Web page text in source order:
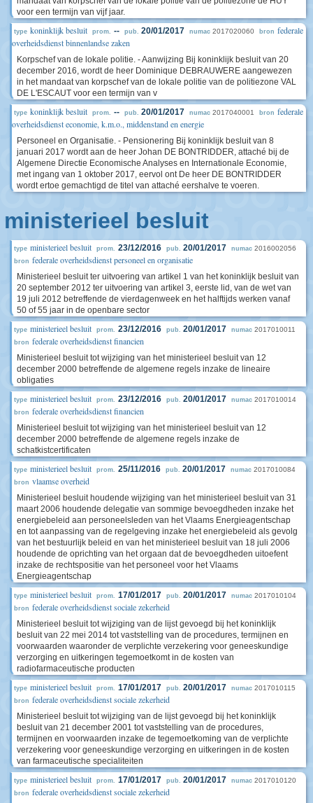
voor een termijn van vijf jaar.
type koninklijk besluit prom. -- pub. 20/01/2017 numac 2017020060 bron federale
overheidsdienst binnenlandse zaken
Korpschef van de lokale politie. - Aanwijzing Bij koninklijk besluit van 20
december 2016, wordt de heer Dominique DEBRAUWERE aangewezen
in het mandaat van korpschef van de lokale politie van de politiezone VAL
DE L'ESCAUT voor een termijn van v
type koninklijk besluit prom. -- pub. 20/01/2017 numac 2017040001 bron federale
overheidsdienst economie, k.m.o., middenstand en energie
Personeel en Organisatie. - Pensionering Bij koninklijk besluit van 8
januari 2017 wordt aan de heer Johan DE BONTRIDDER, attaché bij de
Algemene Directie Economische Analyses en Internationale Economie,
met ingang van 1 oktober 2017, eervol ont De heer DE BONTRIDDER
wordt ertoe gemachtigd de titel van attaché eershalve te voeren.
ministerieel besluit
type ministerieel besluit prom. 23/12/2016 pub. 20/01/2017 numac 2016002056
bron federale overheidsdienst personeel en organisatie
Ministerieel besluit ter uitvoering van artikel 1 van het koninklijk besluit van
20 september 2012 ter uitvoering van artikel 3, eerste lid, van de wet van
19 juli 2012 betreffende de vierdagenweek en het halftijds werken vanaf
50 of 55 jaar in de openbare sector
type ministerieel besluit prom. 23/12/2016 pub. 20/01/2017 numac 2017010011
bron federale overheidsdienst financien
Ministerieel besluit tot wijziging van het ministerieel besluit van 12
december 2000 betreffende de algemene regels inzake de lineaire
obligaties
type ministerieel besluit prom. 23/12/2016 pub. 20/01/2017 numac 2017010014
bron federale overheidsdienst financien
Ministerieel besluit tot wijziging van het ministerieel besluit van 12
december 2000 betreffende de algemene regels inzake de
schatkistcertificaten
type ministerieel besluit prom. 25/11/2016 pub. 20/01/2017 numac 2017010084
bron vlaamse overheid
Ministerieel besluit houdende wijziging van het ministerieel besluit van 31
maart 2006 houdende delegatie van sommige bevoegdheden inzake het
energiebeleid aan personeelsleden van het Vlaams Energieagentschap
en tot aanpassing van de regelgeving inzake het energiebeleid als gevolg
van het bestuurlijk beleid en van het ministerieel besluit van 18 juli 2006
houdende de oprichting van het orgaan dat de bevoegdheden uitoefent
inzake de rechtspositie van het personeel voor het Vlaams
Energieagentschap
type ministerieel besluit prom. 17/01/2017 pub. 20/01/2017 numac 2017010104
bron federale overheidsdienst sociale zekerheid
Ministerieel besluit tot wijziging van de lijst gevoegd bij het koninklijk
besluit van 22 mei 2014 tot vaststelling van de procedures, termijnen en
voorwaarden waaronder de verplichte verzekering voor geneeskundige
verzorging en uitkeringen tegemoetkomt in de kosten van
radiofarmaceutische producten
type ministerieel besluit prom. 17/01/2017 pub. 20/01/2017 numac 2017010115
bron federale overheidsdienst sociale zekerheid
Ministerieel besluit tot wijziging van de lijst gevoegd bij het koninklijk
besluit van 21 december 2001 tot vaststelling van de procedures,
termijnen en voorwaarden inzake de tegemoetkoming van de verplichte
verzekering voor geneeskundige verzorging en uitkeringen in de kosten
van farmaceutische specialiteiten
type ministerieel besluit prom. 17/01/2017 pub. 20/01/2017 numac 2017010120
bron federale overheidsdienst sociale zekerheid